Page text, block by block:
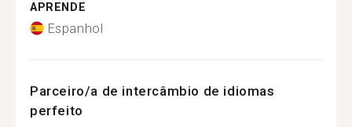
APRENDE
Espanhol
Parceiro/a de intercâmbio de idiomas
perfeito